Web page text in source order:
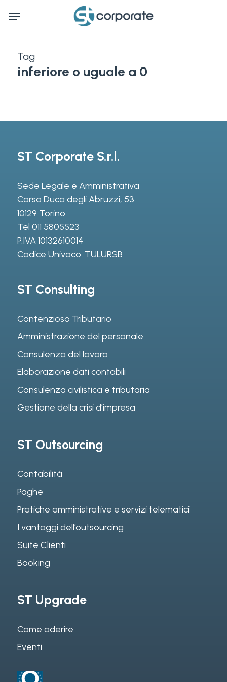
Menu
Tag
inferiore o uguale a 0
ST Corporate S.r.l.
Sede Legale e Amministrativa
Corso Duca degli Abruzzi, 53
10129 Torino
Tel 011 5805523
P.IVA 10132610014
Codice Univoco: TULURSB
ST Consulting
Contenzioso Tributario
Amministrazione del personale
Consulenza del lavoro
Elaborazione dati contabili
Consulenza civilistica e tributaria
Gestione della crisi d’impresa
ST Outsourcing
Contabilità
Paghe
Pratiche amministrative e servizi telematici
I vantaggi dell’outsourcing
Suite Clienti
Booking
ST Upgrade
Come aderire
Eventi